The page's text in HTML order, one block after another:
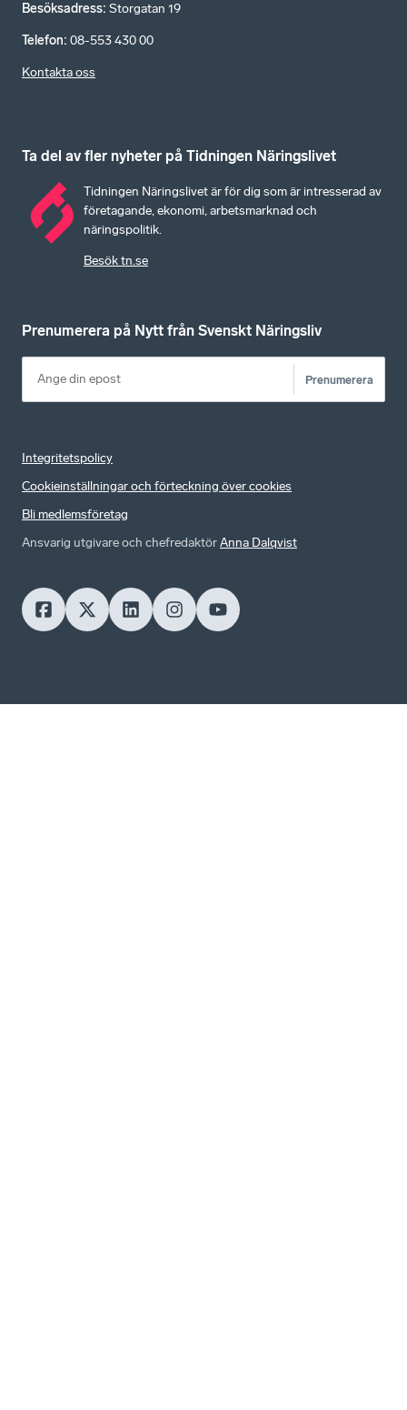
Besöksadress: Storgatan 19
Telefon: 08-553 430 00
Kontakta oss
Ta del av fler nyheter på Tidningen Näringslivet
Tidningen Näringslivet är för dig som är intresserad av
företagande, ekonomi, arbetsmarknad och
näringspolitik.
Besök tn.se
Prenumerera på Nytt från Svenskt Näringsliv
Prenumerera
Integritetspolicy
Cookieinställningar och förteckning över cookies
Bli medlemsföretag
Ansvarig utgivare och chefredaktörAnna Dalqvist